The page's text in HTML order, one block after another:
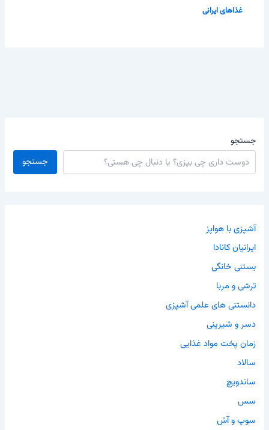
غذاهای ایرانی
جستجو
جستجو
آشپزی با هواپز
ایرانیان کانادا
بستنی خانگی
ترشی و مربا
دانستنی های علمی آشپزی
دسر و شیرینی
زمان پخت مواد غذایی
سالاد
ساندویچ
سس
سوپ و آش